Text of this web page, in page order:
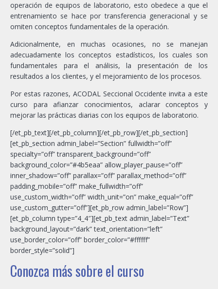
operación de equipos de laboratorio, esto obedece a que el
entrenamiento se hace por transferencia generacional y se
omiten conceptos fundamentales de la operación.
Adicionalmente, en muchas ocasiones, no se manejan
adecuadamente los conceptos estadísticos, los cuales son
fundamentales para el análisis, la presentación de los
resultados a los clientes, y el mejoramiento de los procesos.
Por estas razones, ACODAL Seccional Occidente invita a este
curso para afianzar conocimientos, aclarar conceptos y
mejorar las prácticas diarias con los equipos de laboratorio.
[/et_pb_text][/et_pb_column][/et_pb_row][/et_pb_section]
[et_pb_section admin_label=”Section” fullwidth=”off”
specialty=”off” transparent_background=”off”
background_color=”#4b5eaa” allow_player_pause=”off”
inner_shadow=”off” parallax=”off” parallax_method=”off”
padding_mobile=”off” make_fullwidth=”off”
use_custom_width=”off” width_unit=”on” make_equal=”off”
use_custom_gutter=”off”][et_pb_row admin_label=”Row”]
[et_pb_column type=”4_4″][et_pb_text admin_label=”Text”
background_layout=”dark” text_orientation=”left”
use_border_color=”off” border_color=”#ffffff”
border_style=”solid”]
Conozca más sobre el curso